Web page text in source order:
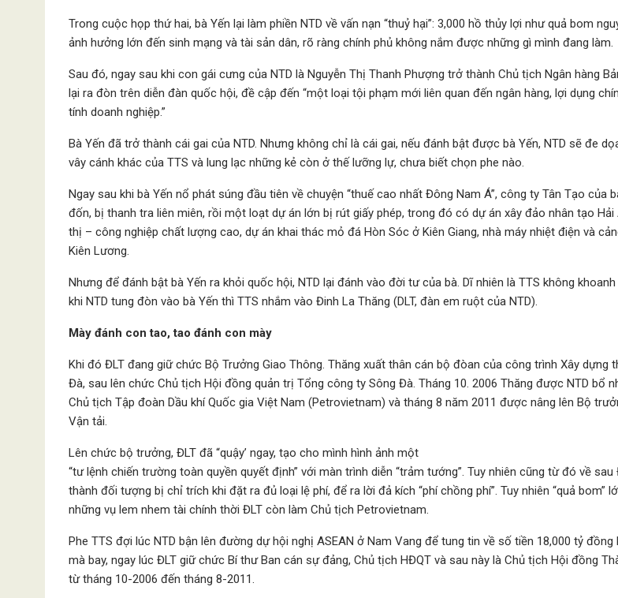
Trong cuộc họp thứ hai, bà Yến lại làm phiền NTD về vấn nạn “thuỷ hại”: 3,000 hồ thủy lợi như quả bom
ảnh hưởng lớn đến sinh mạng và tài sản dân, rõ ràng chính phủ không nắm được những gì mình đang làm.
Sau đó, ngay sau khi con gái cưng của NTD là Nguyễn Thị Thanh Phượng trở thành Chủ tịch Ngân hàng
lại ra đòn trên diễn đàn quốc hội, đề cập đến “một loại tội phạm mới liên quan đến ngân hàng, lợi dụng
tính doanh nghiệp.”
Bà Yến đã trở thành cái gai của NTD. Nhưng không chỉ là cái gai, nếu đánh bật được bà Yến, NTD sẽ đe
vây cánh khác của TTS và lung lạc những kẻ còn ở thế lưỡng lự, chưa biết chọn phe nào.
Ngay sau khi bà Yến nổ phát súng đầu tiên về chuyện “thuế cao nhất Đông Nam Á”, công ty Tân Tạo của
đốn, bị thanh tra liên miên, rồi một loạt dự án lớn bị rút giấy phép, trong đó có dự án xây đảo nhân tạo Hải
thị – công nghiệp chất lượng cao, dự án khai thác mỏ đá Hòn Sóc ở Kiên Giang, nhà máy nhiệt điện và
Kiên Lương.
Nhưng để đánh bật bà Yến ra khỏi quốc hội, NTD lại đánh vào đời tư của bà. Dĩ nhiên là TTS không
khi NTD tung đòn vào bà Yến thì TTS nhắm vào Đinh La Thăng (DLT, đàn em ruột của NTD).
Mày đánh con tao, tao đánh con mày
Khi đó ĐLT đang giữ chức Bộ Trưởng Giao Thông. Thăng xuất thân cán bộ đòan của công trình Xây dựng
Đà, sau lên chức Chủ tịch Hội đồng quản trị Tổng công ty Sông Đà. Tháng 10. 2006 Thăng được NTD bổ
Chủ tịch Tập đoàn Dầu khí Quốc gia Việt Nam (Petrovietnam) và tháng 8 năm 2011 được nâng lên Bộ
Vận tải.
Lên chức bộ trưởng, ĐLT đã “quậy’ ngay, tạo cho mình hình ảnh một
“tư lệnh chiến trường toàn quyền quyết định” với màn trình diễn “trảm tướng”. Tuy nhiên cũng từ đó về sau
thành đối tượng bị chỉ trích khi đặt ra đủ loại lệ phí, để ra lời đả kích “phí chồng phí”. Tuy nhiên “quả bom”
những vụ lem nhem tài chính thời ĐLT còn làm Chủ tịch Petrovietnam.
Phe TTS đợi lúc NTD bận lên đường dự hội nghị ASEAN ở Nam Vang để tung tin về số tiền 18,000 tỷ đồng
mà bay, ngay lúc ĐLT giữ chức Bí thư Ban cán sự đảng, Chủ tịch HĐQT và sau này là Chủ tịch Hội đồng
từ tháng 10-2006 đến tháng 8-2011.